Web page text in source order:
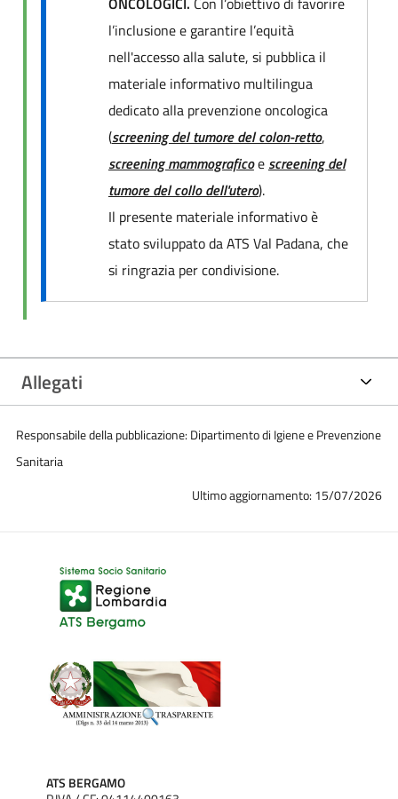
l’inclusione e garantire l’equità
nell'accesso alla salute, si pubblica il
materiale informativo multilingua
dedicato alla prevenzione oncologica
(screening del tumore del colon-retto,
screening mammograficoescreening del
tumore del collo dell'utero).
Il presente materiale informativo è
stato sviluppato da ATS Val Padana, che
si ringrazia per condivisione.
Allegati
Responsabile della pubblicazione: Dipartimento di Igiene e Prevenzione
Sanitaria
Ultimo aggiornamento: 15/07/2026
ATS BERGAMO